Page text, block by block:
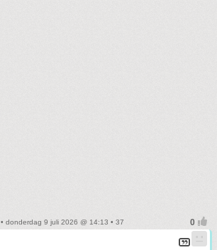
• donderdag 9 juli 2026 @ 14:13 • 37